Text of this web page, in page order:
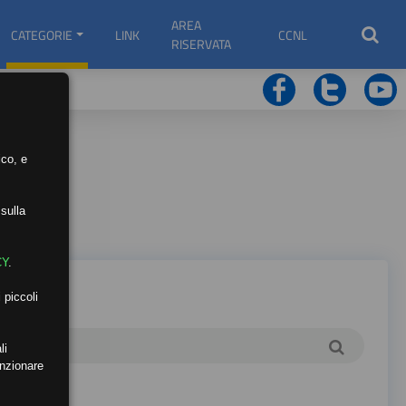
CATEGORIE LINK
AREA
RISERVATA
CCNL
e
.
piccoli